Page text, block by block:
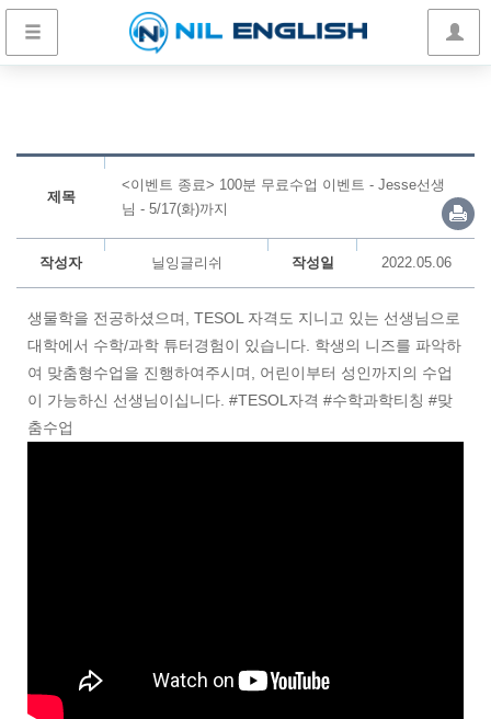
제목
<이벤트 종료> 100분 무료수업 이벤트 - Jesse선생
님 - 5/17(화)까지
작성자 닐잉글리쉬 작성일 2022.05.06
생물학을 전공하셨으며, TESOL 자격도 지니고 있는 선생님으로
대학에서 수학/과학 튜터경험이 있습니다. 학생의 니즈를 파악하
여 맞춤형수업을 진행하여주시며, 어린이부터 성인까지의 수업
이 가능하신 선생님이십니다. #TESOL자격 #수학과학티칭 #맞
춤수업